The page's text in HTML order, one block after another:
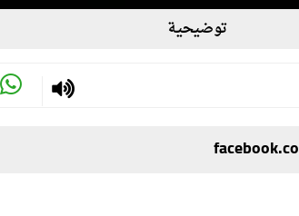
توضيحية